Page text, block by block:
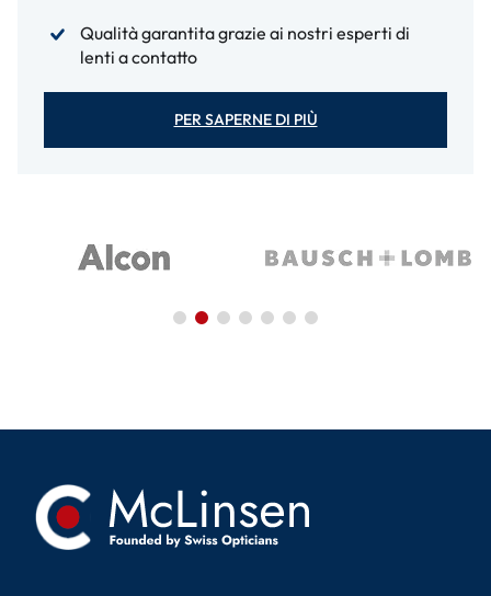
Qualità garantita grazie ai nostri esperti di
lenti a contatto
PER SAPERNE DI PIÙ